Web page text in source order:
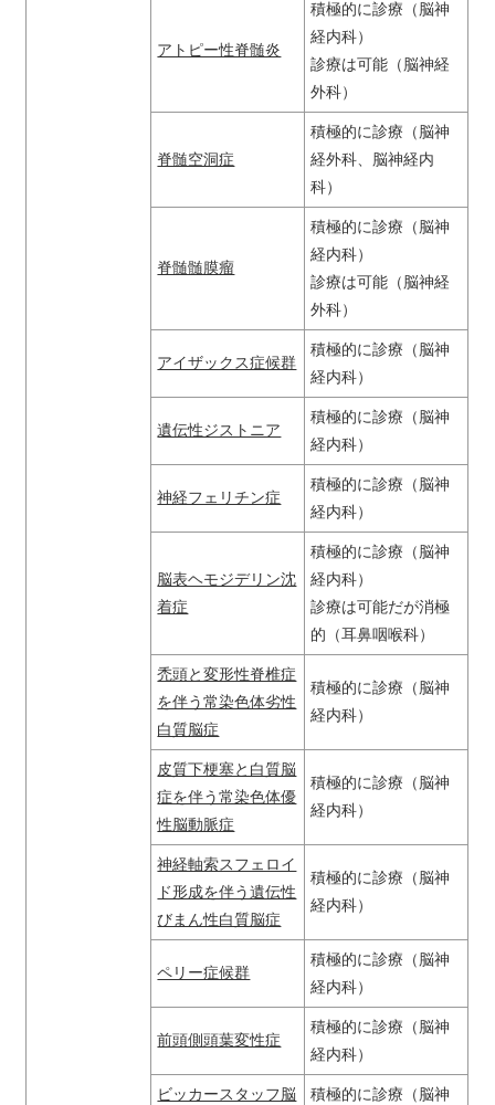
アトピー性脊髄炎
積極的に診療（脳神
経内科）
診療は可能（脳神経
外科）
脊髄空洞症
積極的に診療（脳神
経外科、脳神経内
科）
脊髄髄膜瘤
積極的に診療（脳神
経内科）
診療は可能（脳神経
外科）
アイザックス症候群
積極的に診療（脳神
経内科）
遺伝性ジストニア
積極的に診療（脳神
経内科）
神経フェリチン症
積極的に診療（脳神
経内科）
脳表ヘモジデリン沈
着症
積極的に診療（脳神
経内科）
診療は可能だが消極
的（耳鼻咽喉科）
禿頭と変形性脊椎症
を伴う常染色体劣性
白質脳症
積極的に診療（脳神
経内科）
皮質下梗塞と白質脳
症を伴う常染色体優
性脳動脈症
積極的に診療（脳神
経内科）
神経軸索スフェロイ
ド形成を伴う遺伝性
びまん性白質脳症
積極的に診療（脳神
経内科）
ペリー症候群
積極的に診療（脳神
経内科）
前頭側頭葉変性症
積極的に診療（脳神
経内科）
ビッカースタッフ脳 積極的に診療（脳神